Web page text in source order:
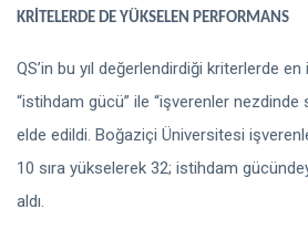
KRİTELERDE DE YÜKSELEN PERFORMANS
QS’in bu yıl değerlendirdiği kriterlerde
“istihdam gücü” ile “işverenler nezdinde
elde edildi. Boğaziçi Üniversitesi
10 sıra yükselerek 32; istihdam
aldı.